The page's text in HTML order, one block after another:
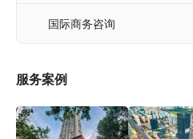
国际商务咨询
服务案例